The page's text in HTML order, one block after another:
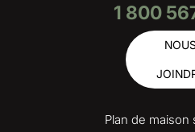
1 800
Plan de maison